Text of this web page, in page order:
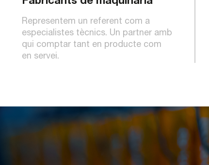
Representem un referent com a
especialistes tècnics. Un partner amb
qui comptar tant en producte com
en servei.